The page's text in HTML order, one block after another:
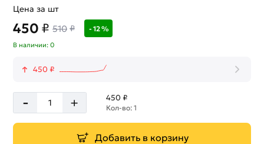
Цена за шт
450 ₽ 510 ₽ - 12 %
В наличии: 0
450 ₽
- + 450 ₽
Кол-во: 1
Добавить в корзину